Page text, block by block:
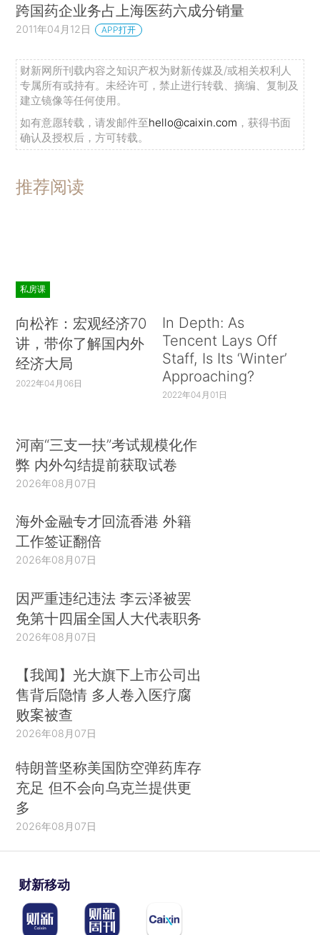
跨国药企业务占上海医药六成分销量
2011年04月12日 APP打开
财新网所刊载内容之知识产权为财新传媒及/或相关权利人
专属所有或持有。未经许可，禁止进行转载、摘编、复制及
建立镜像等任何使用。
如有意愿转载，请发邮件至hello@caixin.com ，获得书面
确认及授权后，方可转载。
推荐阅读
私房课
向松祚：宏观经济70
讲，带你了解国内外
经济大局
2022年04月06日
In Depth: As
Tencent Lays Off
Staff, Is Its ‘Winter’
Approaching?
2022年04月01日
河南“三支一扶”考试规模化作
弊 内外勾结提前获取试卷
2026年08月07日
海外金融专才回流香港 外籍
工作签证翻倍
2026年08月07日
因严重违纪违法 李云泽被罢
免第十四届全国人大代表职务
2026年08月07日
【我闻】光大旗下上市公司出
售背后隐情 多人卷入医疗腐
败案被查
2026年08月07日
特朗普坚称美国防空弹药库存
充足 但不会向乌克兰提供更
多
2026年08月07日
财新移动